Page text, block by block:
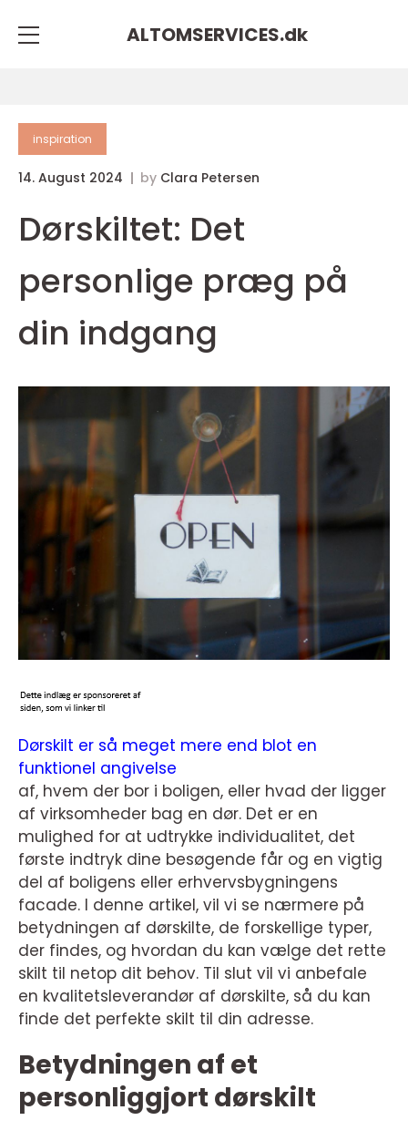
ALTOMSERVICES.dk
inspiration
14. August 2024 by Clara Petersen
Dørskiltet: Det
personlige præg på
din indgang
Dørskilt er så meget mere end blot en
funktionel angivelse
af, hvem der bor i boligen, eller hvad der ligger
af virksomheder bag en dør. Det er en
mulighed for at udtrykke individualitet, det
første indtryk dine besøgende får og en vigtig
del af boligens eller erhvervsbygningens
facade. I denne artikel, vil vi se nærmere på
betydningen af dørskilte, de forskellige typer,
der findes, og hvordan du kan vælge det rette
skilt til netop dit behov. Til slut vil vi anbefale
en kvalitetsleverandør af dørskilte, så du kan
finde det perfekte skilt til din adresse.
Betydningen af et
personliggjort dørskilt